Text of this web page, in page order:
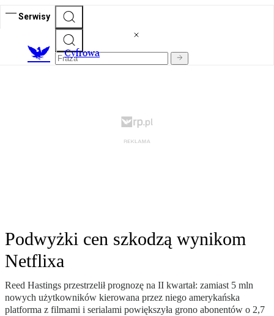
Serwisy
Cyfrowa
Podwyżki cen szkodzą wynikom
Netflixa
Reed Hastings przestrzelił prognozę na II kwartał: zamiast 5 mln
nowych użytkowników kierowana przez niego amerykańska
platforma z filmami i serialami powiększyła grono abonentów o 2,7